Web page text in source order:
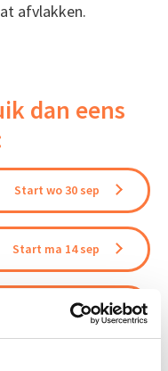
afvlakken.
dan eens
Start wo 30 sep
Start ma 14 sep
Start do 24 sep